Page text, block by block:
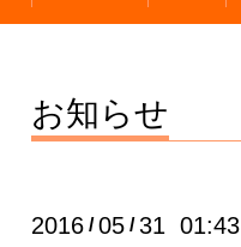
お知らせ
2016 /05 /31 01:43